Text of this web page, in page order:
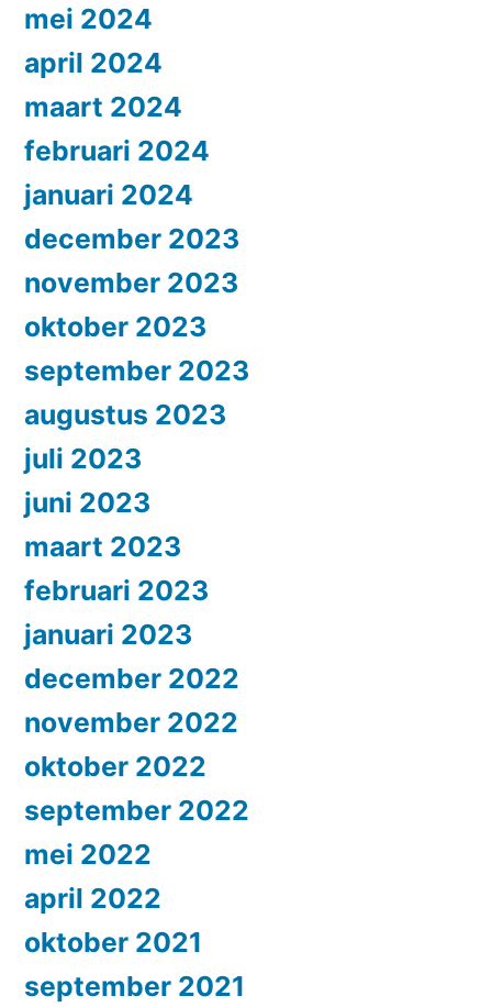
mei 2024
april 2024
maart 2024
februari 2024
januari 2024
december 2023
november 2023
oktober 2023
september 2023
augustus 2023
juli 2023
juni 2023
maart 2023
februari 2023
januari 2023
december 2022
november 2022
oktober 2022
september 2022
mei 2022
april 2022
oktober 2021
september 2021